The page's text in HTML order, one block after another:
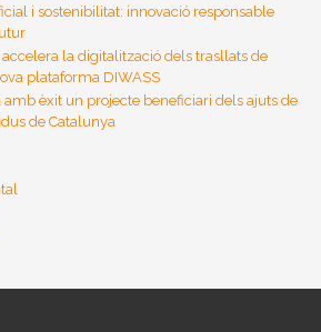
i sostenibilitat: innovació responsable
accelera la digitalització dels trasllats de
plataforma DIWASS
amb èxit un projecte beneficiari dels ajuts de
de Catalunya